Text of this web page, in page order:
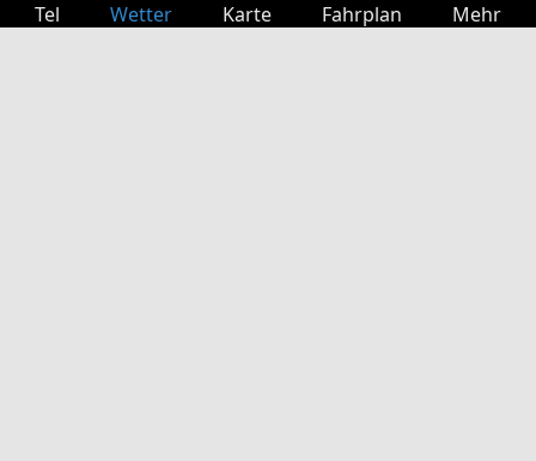
Tel Wetter Karte Fahrplan Mehr